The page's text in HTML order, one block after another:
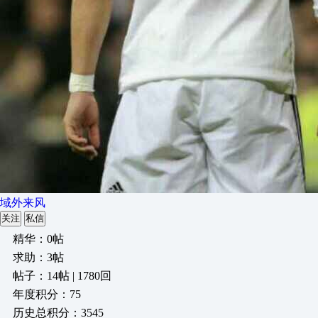
域外来风
关注 私信
精华：0帖
求助：3帖
帖子：14帖 | 1780回
年度积分：75
历史总积分：3545